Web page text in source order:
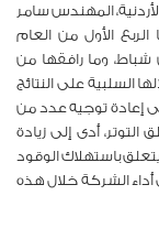
المهندس سامر
الأول من العام
شباط، وما رافقها من
السلبية على النتائج
إعادة توجيه عدد من
أدى إلى زيادة
باستهلاك الوقود
أداء الشركة خلال هذه